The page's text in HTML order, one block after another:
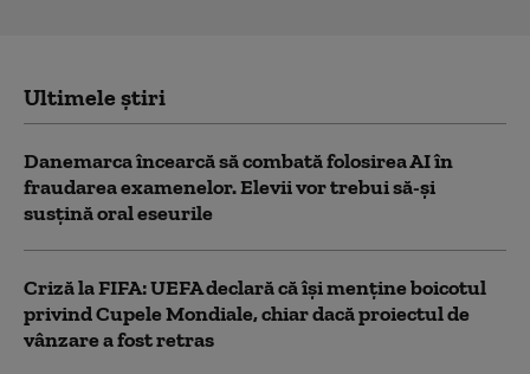
Ultimele știri
Danemarca încearcă să combată folosirea AI în
fraudarea examenelor. Elevii vor trebui să-şi
susţină oral eseurile
Criză la FIFA: UEFA declară că îşi menţine boicotul
privind Cupele Mondiale, chiar dacă proiectul de
vânzare a fost retras